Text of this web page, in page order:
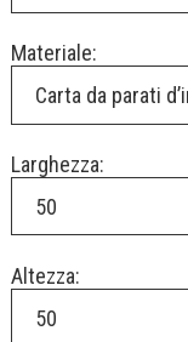
Materiale:
Carta da parati
Larghezza:
Altezza: